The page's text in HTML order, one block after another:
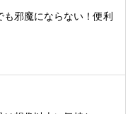
も邪魔にならない！便利